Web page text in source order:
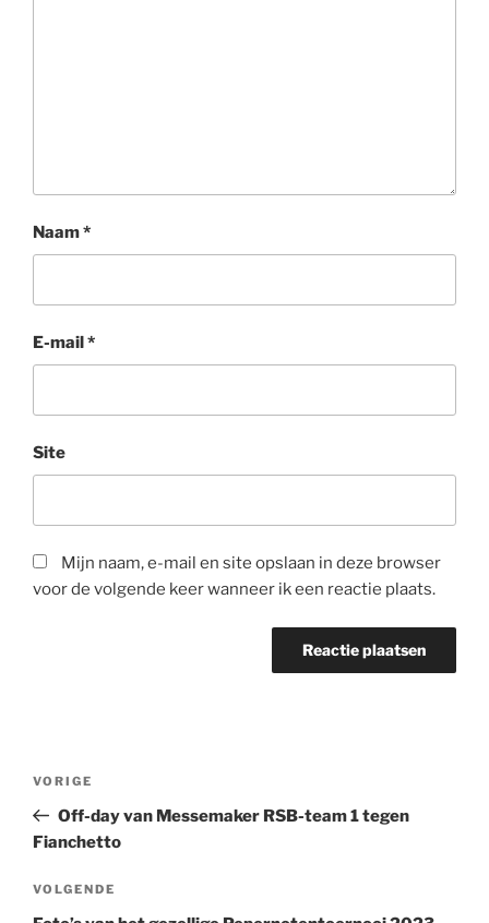
Naam*
E-mail*
Site
Mijn naam, e-mail en site opslaan in deze browser
voor de volgende keer wanneer ik een reactie plaats.
Vorig
bericht
VORIGE
Off-day van Messemaker RSB-team 1 tegen
Fianchetto
Volgend
bericht
VOLGENDE